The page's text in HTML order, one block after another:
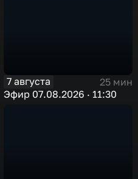
7 августа
25 мин
Эфир 07.08.2026 · 11:30